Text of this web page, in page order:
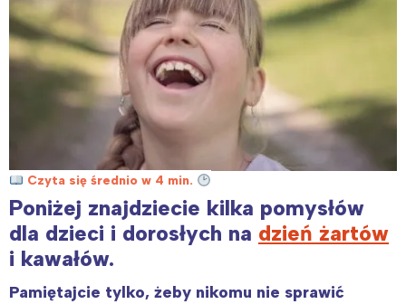
Czyta się średnio w 4 min.
Poniżej znajdziecie kilka pomysłów
dla dzieci i dorosłych na dzień żartów
i kawałów.
Pamiętajcie tylko, żeby nikomu nie sprawić